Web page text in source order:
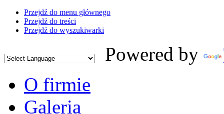
Przejdź do menu głównego
Przejdź do treści
Przejdź do wyszukiwarki
Powered by
O firmie
Galeria